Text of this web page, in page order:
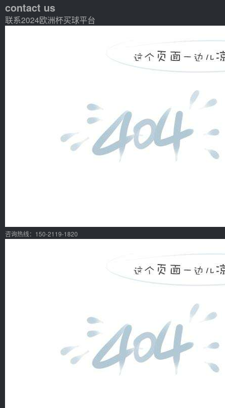
contact us
联系2024欧洲杯买球平台
咨询热线：150-2119-1820